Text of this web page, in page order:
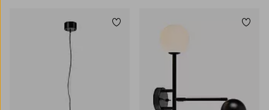
Lägg till i favoriter